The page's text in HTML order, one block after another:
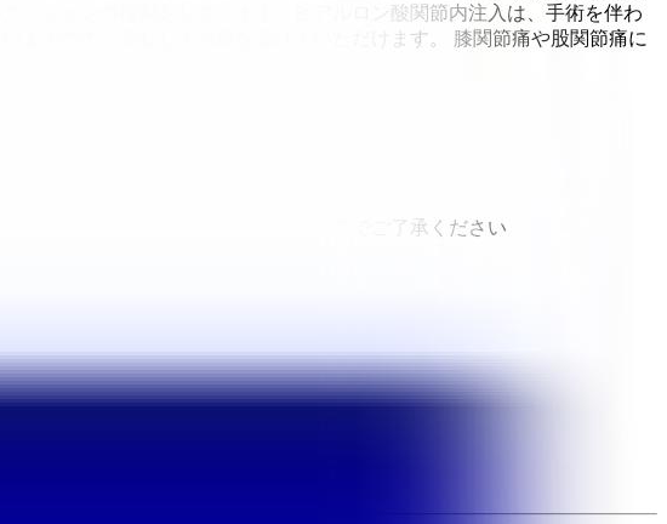
ッションの役割をしています。ヒアルロン酸関節内注入は、手術を伴わ
ますので、安心して治療を受けていただけます。 膝関節痛や股関節痛に
可能な日時と異なる場合がありますのでご了承ください